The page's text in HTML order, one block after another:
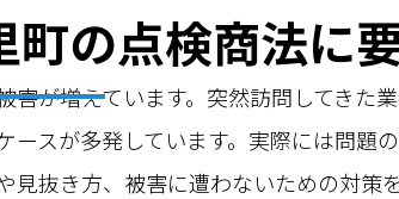
の点検商法に
が増えています。突然訪問してきた
スが多発しています。実際には問題
抜き方、被害に遭わないための対策